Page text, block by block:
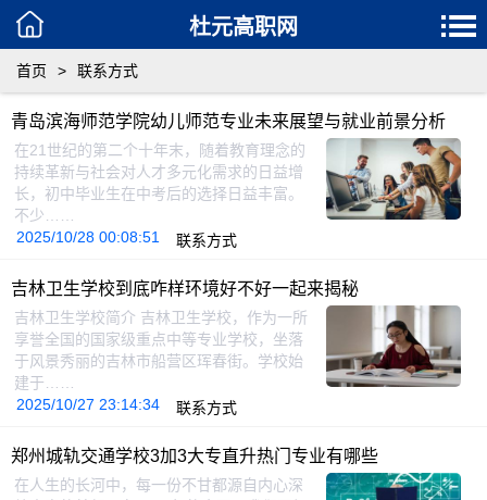
杜元高职网
首页 > 联系方式
青岛滨海师范学院幼儿师范专业未来展望与就业前景分析
在21世纪的第二个十年末，随着教育理念的
持续革新与社会对人才多元化需求的日益增
长，初中毕业生在中考后的选择日益丰富。
不少……
2025/10/28 00:08:51
联系方式
吉林卫生学校到底咋样环境好不好一起来揭秘
吉林卫生学校简介 吉林卫生学校，作为一所
享誉全国的国家级重点中等专业学校，坐落
于风景秀丽的吉林市船营区珲春街。学校始
建于……
2025/10/27 23:14:34
联系方式
郑州城轨交通学校3加3大专直升热门专业有哪些
在人生的长河中，每一份不甘都源自内心深